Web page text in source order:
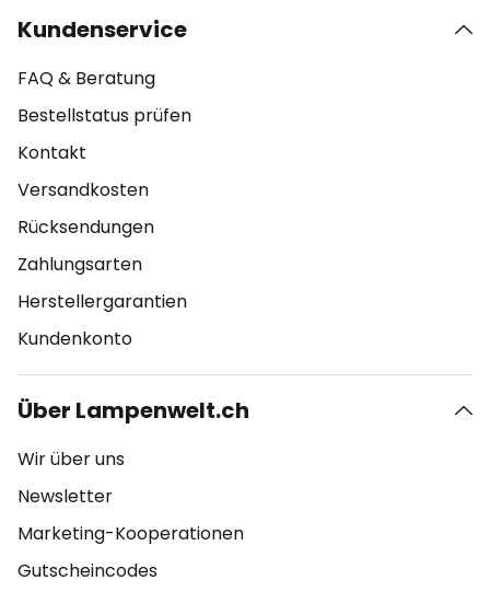
Kundenservice
FAQ & Beratung
Bestellstatus prüfen
Kontakt
Versandkosten
Rücksendungen
Zahlungsarten
Herstellergarantien
Kundenkonto
Über Lampenwelt.ch
Wir über uns
Newsletter
Marketing-Kooperationen
Gutscheincodes